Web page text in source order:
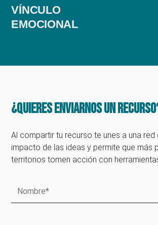
VÍNCULO
EMOCIONAL
¿Quieres enviarnos un
Al compartir tu recurso te unes a una red
impacto de las ideas y permite que más
territorios tomen acción con